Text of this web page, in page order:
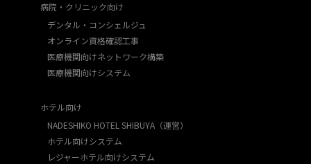
病院・クリニック向け
デンタル・コンシェルジュ
オンライン資格確認工事
医療機関向けネットワーク構築
医療機関向けシステム
ホテル向け
NADESHIKO HOTEL SHIBUYA（運営）
ホテル向けシステム
レジャーホテル向けシステム